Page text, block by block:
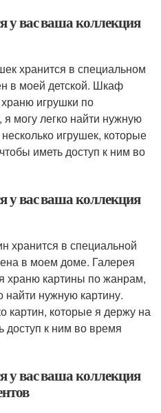
у вас ваша коллекция
хранится в специальном
в моей детской. Шкаф
игрушки по
могу легко найти нужную
игрушек, которые
иметь доступ к ним во
у вас ваша коллекция
хранится в специальной
в моем доме. Галерея
храню картины по жанрам,
найти нужную картину.
картин, которые я держу на
доступ к ним во время
у вас ваша коллекция